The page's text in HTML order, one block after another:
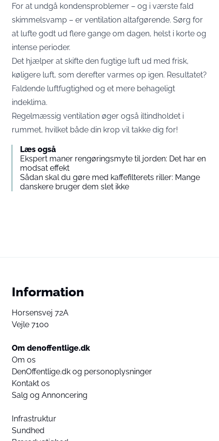
For at undgå kondensproblemer – og i værste fald
skimmelsvamp – er ventilation altafgørende. Sørg for
at lufte godt ud flere gange om dagen, helst i korte og
intense perioder.
Det hjælper at skifte den fugtige luft ud med frisk,
køligere luft, som derefter varmes op igen. Resultatet?
Faldende luftfugtighed og et mere behageligt
indeklima.
Regelmæssig ventilation øger også iltindholdet i
rummet, hvilket både din krop vil takke dig for!
Læs også
Ekspert maner rengøringsmyte til jorden: Det har en
modsat effekt
Sådan skal du gøre med kaffefilterets riller: Mange
danskere bruger dem slet ikke
Information
Horsensvej 72A
Vejle 7100
Om denoffentlige.dk
Om os
DenOffentlige.dk og personoplysninger
Kontakt os
Salg og Annoncering
Infrastruktur
Sundhed